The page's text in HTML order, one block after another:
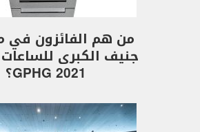
من هم الفائزون في
جنيف الكبرى للساعات
GPHG 2021؟